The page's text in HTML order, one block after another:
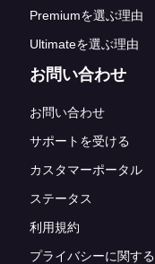
Premiumを選ぶ理由
Ultimateを選ぶ理由
お問い合わせ
お問い合わせ
サポートを受ける
カスタマーポータル
ステータス
利用規約
プライバシーに関する